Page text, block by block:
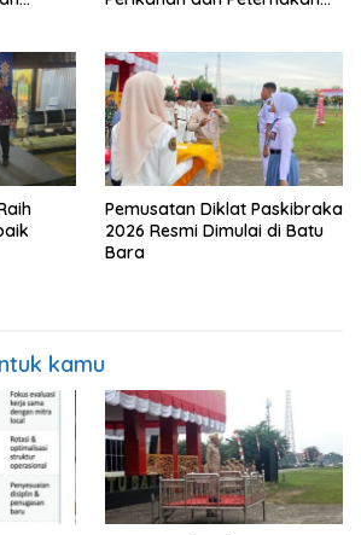
Pemusatan Diklat Paskibraka
2026 Resmi Dimulai di Batu
Bara
kamu